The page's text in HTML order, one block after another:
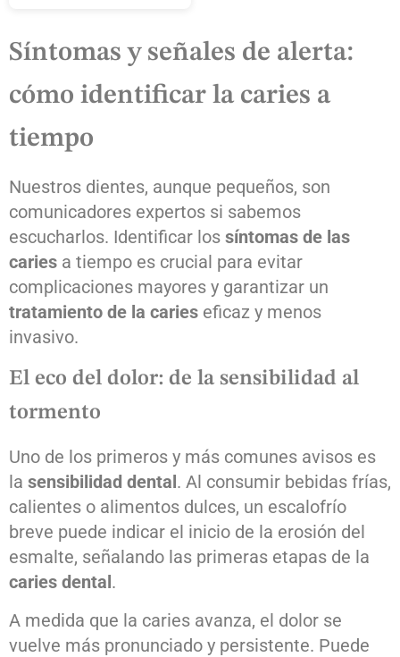
Síntomas y señales de alerta:
cómo identificar la caries a
tiempo
Nuestros dientes, aunque pequeños, son
comunicadores expertos si sabemos
escucharlos. Identificar los síntomas de las
caries a tiempo es crucial para evitar
complicaciones mayores y garantizar un
tratamiento de la caries eficaz y menos
invasivo.
El eco del dolor: de la sensibilidad al
tormento
Uno de los primeros y más comunes avisos es
la sensibilidad dental. Al consumir bebidas frías,
calientes o alimentos dulces, un escalofrío
breve puede indicar el inicio de la erosión del
esmalte, señalando las primeras etapas de la
caries dental.
A medida que la caries avanza, el dolor se
vuelve más pronunciado y persistente. Puede